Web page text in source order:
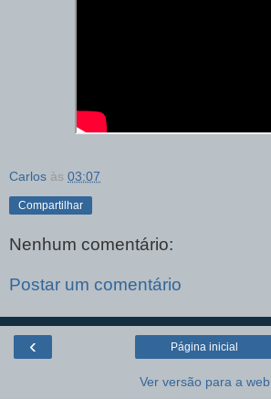
Carlos às 03:07
Compartilhar
Nenhum comentário:
Postar um comentário
‹ Página inicial
Ver versão para a web